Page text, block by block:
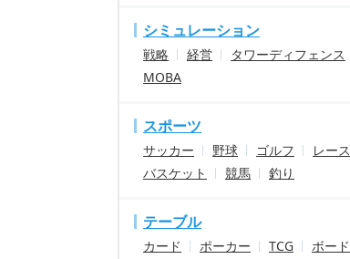
シミュレーション
戦略 経営 タワーディフェンス
MOBA
スポーツ
サッカー 野球 ゴルフ レース
バスケット
競馬 釣り
テーブル
カード ポーカー TCG ボード